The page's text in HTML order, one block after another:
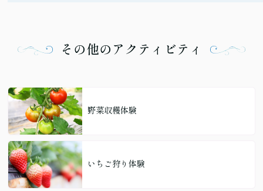
その他のアクティビティ
野菜収穫体験
いちご狩り体験